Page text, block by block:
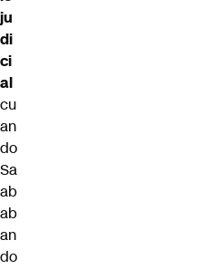
ju
di
ci
al
cu
an
do
Sa
ab
ab
an
do